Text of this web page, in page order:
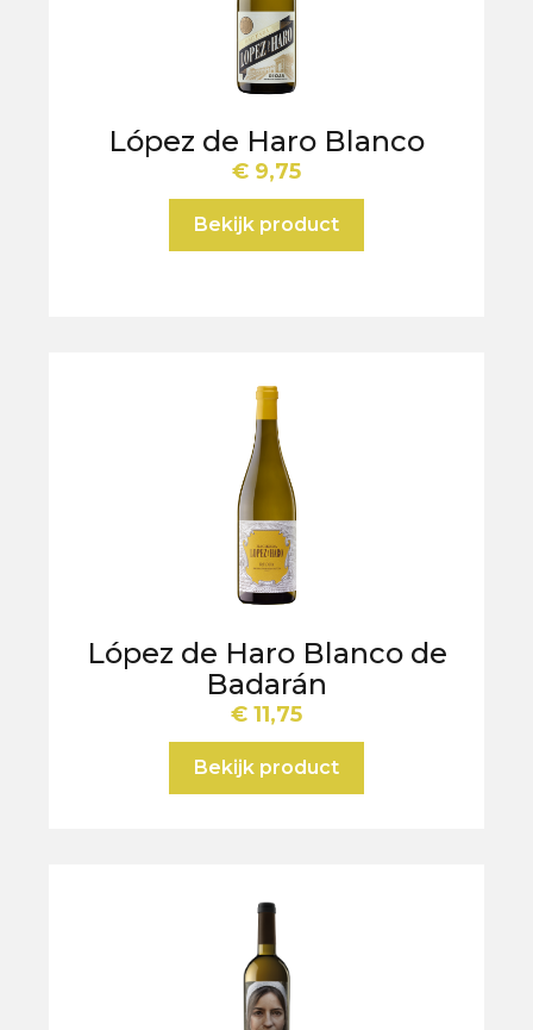
López de Haro Blanco
€ 9,75
Bekijk product
López de Haro Blanco de
Badarán
€ 11,75
Bekijk product